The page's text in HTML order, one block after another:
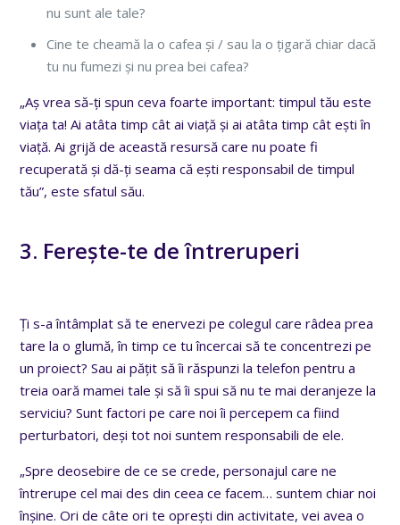
nu sunt ale tale?
Cine te cheamă la o cafea și / sau la o țigară chiar dacă
tu nu fumezi și nu prea bei cafea?
„Aș vrea să-ți spun ceva foarte important: timpul tău este
viața ta! Ai atâta timp cât ai viață și ai atâta timp cât ești în
viață. Ai grijă de această resursă care nu poate fi
recuperată și dă-ți seama că ești responsabil de timpul
tău”, este sfatul său.
3. Ferește-te de întreruperi
Ți s-a întâmplat să te enervezi pe colegul care râdea prea
tare la o glumă, în timp ce tu încercai să te concentrezi pe
un proiect? Sau ai pățit să îi răspunzi la telefon pentru a
treia oară mamei tale și să îi spui să nu te mai deranjeze la
serviciu? Sunt factori pe care noi îi percepem ca fiind
perturbatori, deși tot noi suntem responsabili de ele.
„Spre deosebire de ce se crede, personajul care ne
întrerupe cel mai des din ceea ce facem… suntem chiar noi
înșine. Ori de câte ori te oprești din activitate, vei avea o